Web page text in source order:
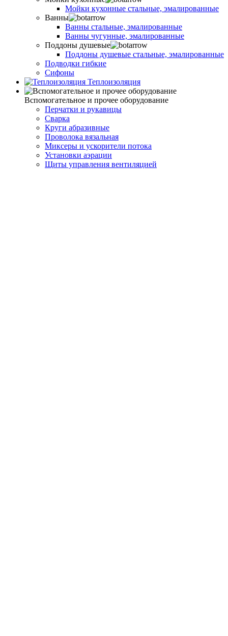
Мойки кухонные стальные, эмалированные
Ванны
Ванны стальные, эмалированные
Ванны чугунные, эмалированные
Поддоны душевые
Поддоны душевые стальные, эмалированные
Подводки гибкие
Сифоны
Теплоизоляция
Вспомогательное и прочее оборудование
Перчатки и рукавицы
Сварка
Круги абразивные
Проволока вязальная
Миксеры и ускорители потока
Установки аэрации
Щиты управления вентиляцией